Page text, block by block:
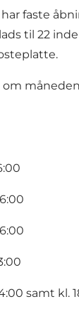
faste
til 22
om
samt kl.